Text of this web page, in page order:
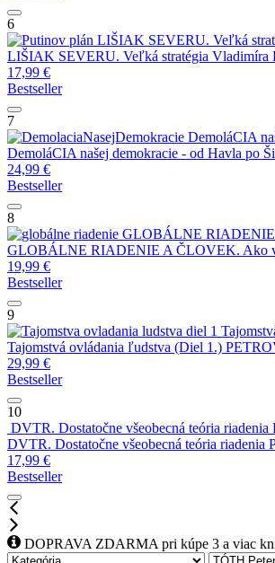
6
LIŠIAK SEVERU. Veľká
LIŠIAK SEVERU. Veľká stratégia Vladimíra
17,99 €
Bestseller
7
DemoláCIA
DemoláCIA našej demokracie - od Havla po
24,99 €
Bestseller
8
GLOBÁLNE RIADENIE
GLOBÁLNE RIADENIE A ČLOVEK. Ako
19,99 €
Bestseller
9
Tajomstvá ovládania ľudstva (Diel 1.)
29,99 €
Bestseller
10
DVTR. Dostatočne všeobecná teória riadenia
DVTR. Dostatočne všeobecná teória riadenia
17,99 €
Bestseller
DOPRAVA ZDARMA pri kúpe 3 a viac